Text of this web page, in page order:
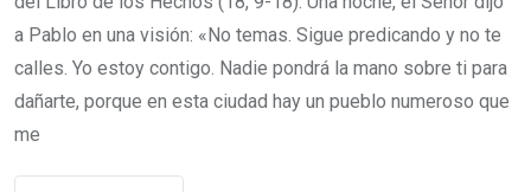
a Pablo en una visión: «No temas. Sigue predicando y no te
calles. Yo estoy contigo. Nadie pondrá la mano sobre ti para
dañarte, porque en esta ciudad hay un pueblo numeroso que
me